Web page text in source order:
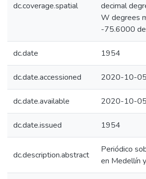
dc.coverage.spatial
decimal
W degrees
-75.6000
dc.date 1954
dc.date.accessioned 2020-10-
dc.date.available 2020-10-
dc.date.issued 1954
dc.description.abstract
Periódico
en Medellín